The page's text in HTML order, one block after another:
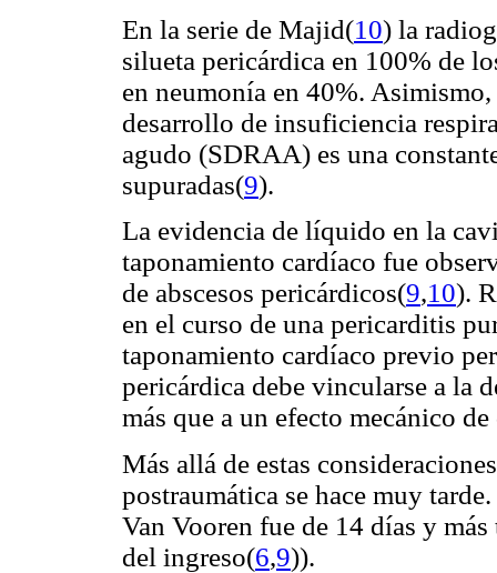
En la serie de Majid(10) la
silueta pericárdica en 100% de
en neumonía en 40%.
desarrollo de insuficiencia
agudo (SDRAA) es una
supuradas(9).
La evidencia de líquido en la
taponamiento cardíaco fue
de abscesos pericárdicos(9,10).
en el curso de una pericarditis
taponamiento cardíaco previo
pericárdica debe vincularse a la
más que a un efecto mecánico
Más allá de estas
postraumática se hace muy
Van Vooren fue de 14 días y
del ingreso(6,9)).